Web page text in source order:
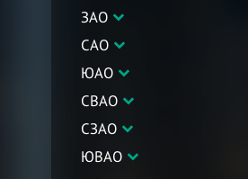
ЗАО
САО
ЮАО
СВАО
СЗАО
ЮВАО